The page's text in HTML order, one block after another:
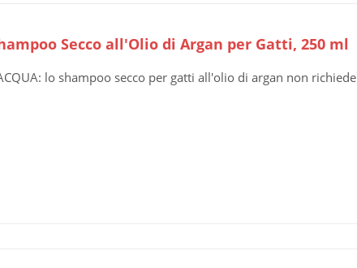
Secco all'Olio di Argan per Gatti, 250 ml
lo shampoo secco per gatti all'olio di argan non